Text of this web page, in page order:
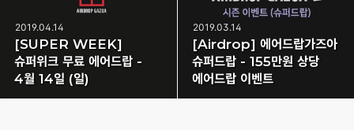
2019.04.14
[SUPER WEEK]
슈퍼위크 무료 에어드랍 -
4월 14일 (일)
2019.03.14
[Airdrop] 에어드랍가즈아
슈퍼드랍 - 155만원 상당
에어드랍 이벤트